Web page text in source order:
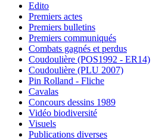
Edito
Premiers actes
Premiers bulletins
Premiers communiqués
Combats gagnés et perdus
Coudoulière (POS1992 - ER14)
Coudoulière (PLU 2007)
Pin Rolland - Fliche
Cavalas
Concours dessins 1989
Vidéo biodiversité
Visuels
Publications diverses